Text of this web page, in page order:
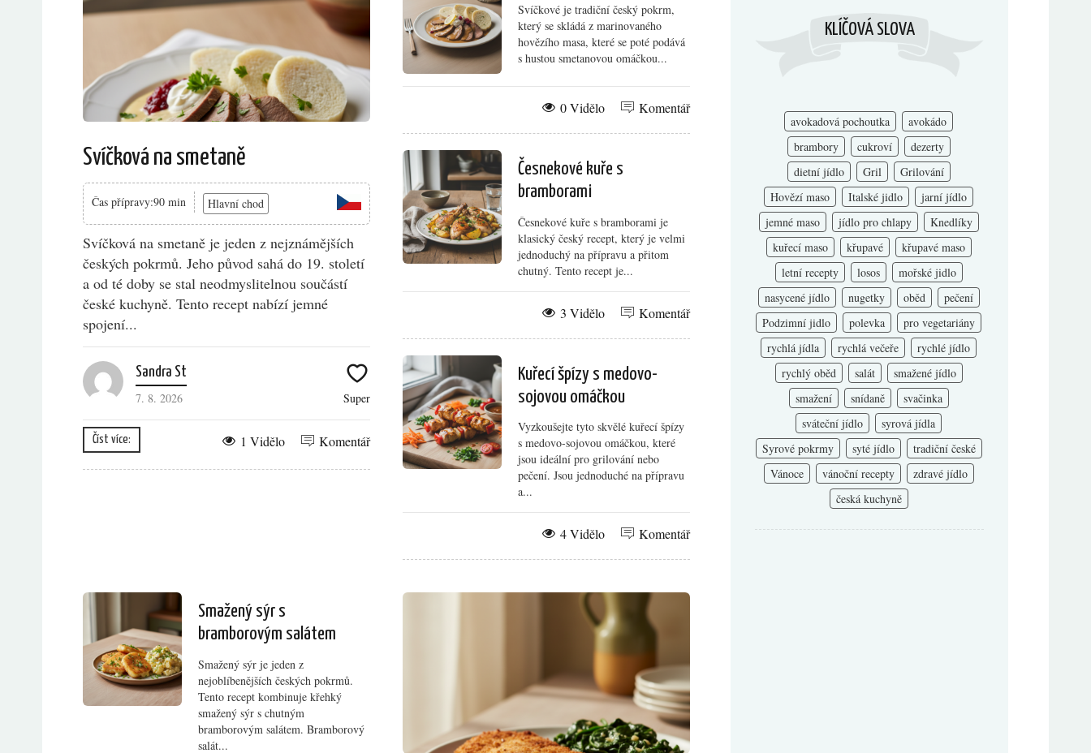
Svíčková na smetaně
Čas přípravy:90 min Hlavní chod
Svíčková na smetaně je jeden z nejznámějších
českých pokrmů. Jeho původ sahá do 19. století
a od té doby se stal neodmyslitelnou součástí
české kuchyně. Tento recept nabízí jemné
spojení...
Sandra St
7. 8. 2026
Super
Číst více: Komentář
1 Vidělo
Svíčkové je tradiční český pokrm,
který se skládá z marinovaného
hovězího masa, které se poté podává
s hustou smetanovou omáčkou...
Komentář
0 Vidělo
Česnekové kuře s
bramborami
Česnekové kuře s bramborami je
klasický český recept, který je velmi
jednoduchý na přípravu a přitom
chutný. Tento recept je...
Komentář
3 Vidělo
Kuřecí špízy s medovo-
sojovou omáčkou
Vyzkoušejte tyto skvělé kuřecí špízy
s medovo-sojovou omáčkou, které
jsou ideální pro grilování nebo
pečení. Jsou jednoduché na přípravu
a...
Komentář
4 Vidělo
Smažený sýr s
bramborovým salátem
Smažený sýr je jeden z
nejoblíbenějších českých pokrmů.
Tento recept kombinuje křehký
smažený sýr s chutným
bramborovým salátem. Bramborový
salát...
KLÍČOVÁ SLOVA
avokadová pochoutka
avokádo
brambory
cukroví
dezerty
dietní jídlo
Gril
Grilování
Hovězí maso
Italské jidlo
jarní jídlo
jemné maso
jídlo pro chlapy
Knedlíky
kuřecí maso
křupavé
křupavé maso
letní recepty
losos
mořské jidlo
nasycené jídlo
nugetky oběd
pečení
Podzimní jidlo
polevka
pro vegetariány
rychlá jídla
rychlá večeře
rychlé jídlo
rychlý oběd
salát
smažené jídlo
smažení
snídaně
svačinka
sváteční jídlo
syrová jídla
Syrové pokrmy
syté jídlo
tradiční české
Vánoce
vánoční recepty
zdravé jídlo
česká kuchyně